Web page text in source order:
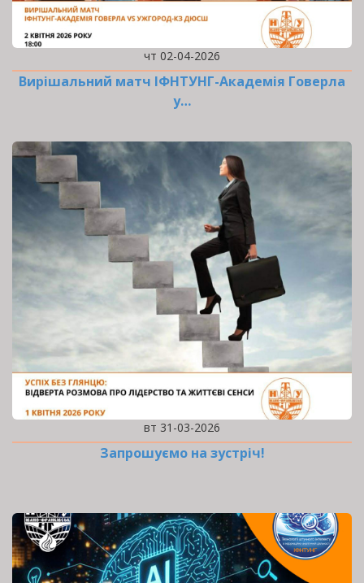
чт 02-04-2026
Вирішальний матч ІФНТУНГ-Академія Говерла
у…
вт 31-03-2026
Запрошуємо на зустріч!